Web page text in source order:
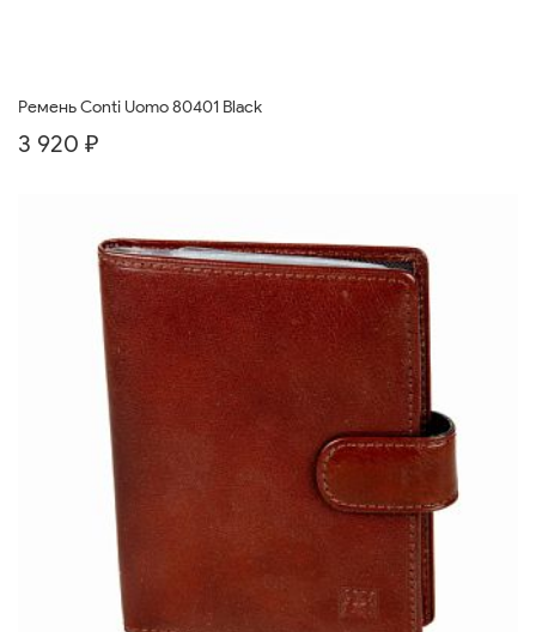
Ремень Conti Uomo 80401 Black
3 920 ₽